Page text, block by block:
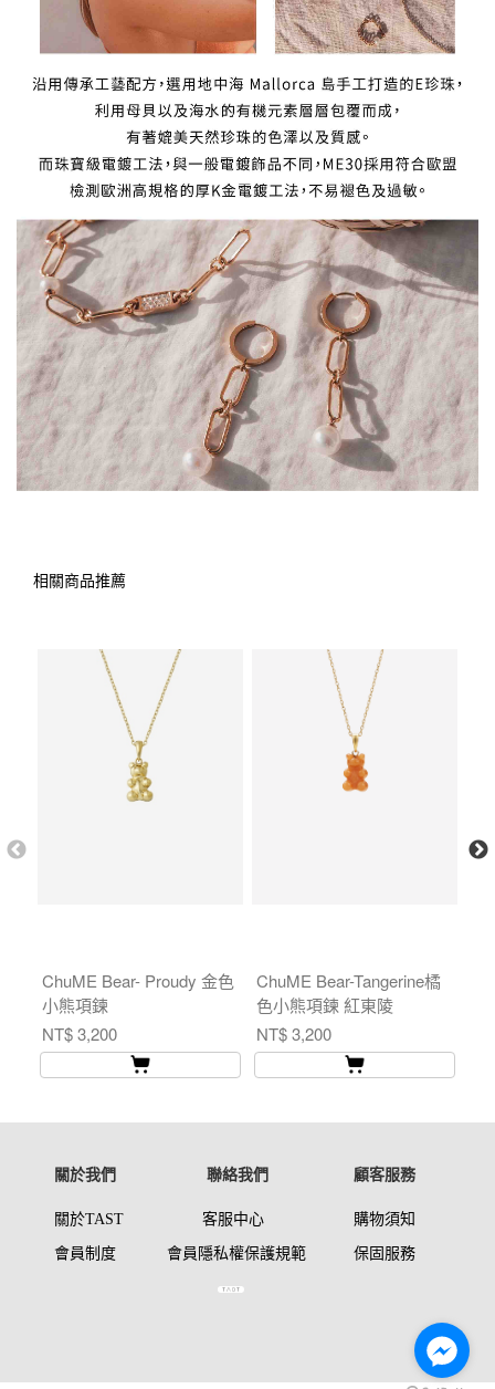
相關商品推薦
ChuME Bear- Proudy 金色
小熊項鍊
NT$ 3,200
ChuME Bear-Tangerine橘
色小熊項鍊 紅東陵
NT$ 3,200
關於我們 聯絡我們 顧客服務
關於TAST 客服中心 購物須知
會員制度 會員 隱私權保護規範 保固服務